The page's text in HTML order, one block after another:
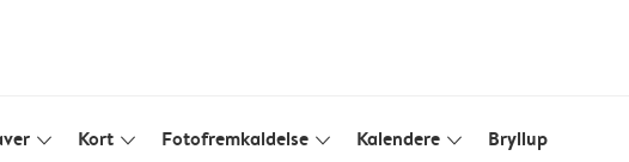
slim_arrow_down Kort slim_arrow_down Fotofremkaldelse slim_arrow_down Kalendere slim_arrow_down Bryllup